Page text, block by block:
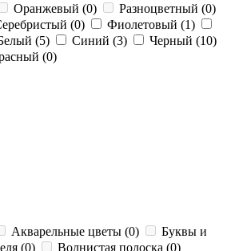
Оранжевый (0) Разноцветный (0)
(0) Фиолетовый (1)
(5) Синий (3) Черный (10)
(0)
Акварельные цветы (0)
Буквы и
(0) Волнистая полоска (0)